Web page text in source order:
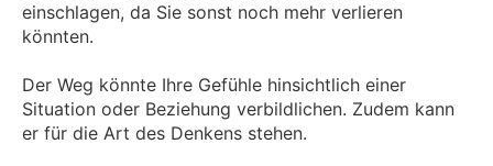
einschlagen, da Sie sonst noch mehr verlieren
könnten.
Der Weg könnte Ihre Gefühle hinsichtlich einer
Situation oder Beziehung verbildlichen. Zudem kann
er für die Art des Denkens stehen.